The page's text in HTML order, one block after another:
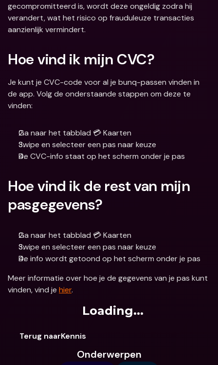
gecompromitteerd is, wordt deze ongeldig zodra hij
verandert, wat het risico op frauduleuze transacties
aanzienlijk vermindert.
Hoe vind ik mijn CVC?
Je kunt je CVC-code voor al je bunq-passen vinden in
de app. Volg de onderstaande stappen om deze te
vinden:
Ga naar het tabblad 💳 Kaarten
Swipe en selecteer een pas naar keuze
De CVC-info staat op het scherm onder je pas
Hoe vind ik de rest van mijn
pasgegevens?
Ga naar het tabblad 💳 Kaarten
Swipe en selecteer een pas naar keuze
De info wordt getoond op het scherm onder je pas
Meer informatie over hoe je de gegevens van je pas kunt
vinden, vind je hier.
Loading...
Terug naarKennis
Onderwerpen